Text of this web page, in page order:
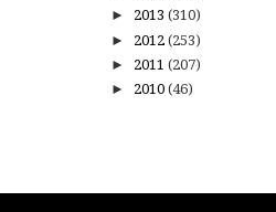
► 2013 (310)
► 2012 (253)
► 2011 (207)
► 2010 (46)